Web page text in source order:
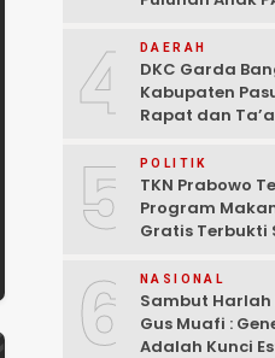
Sampah
4 DAERAH
DKC Garda
Kabupaten
Rapat dan
Teknologi Dan
Kreatif
5 POLITIK
TKN Prabowo
Program
Gratis Terbukti
6 NASIONAL
Sambut Harlah
Gus Muafi :
Adalah Kunci